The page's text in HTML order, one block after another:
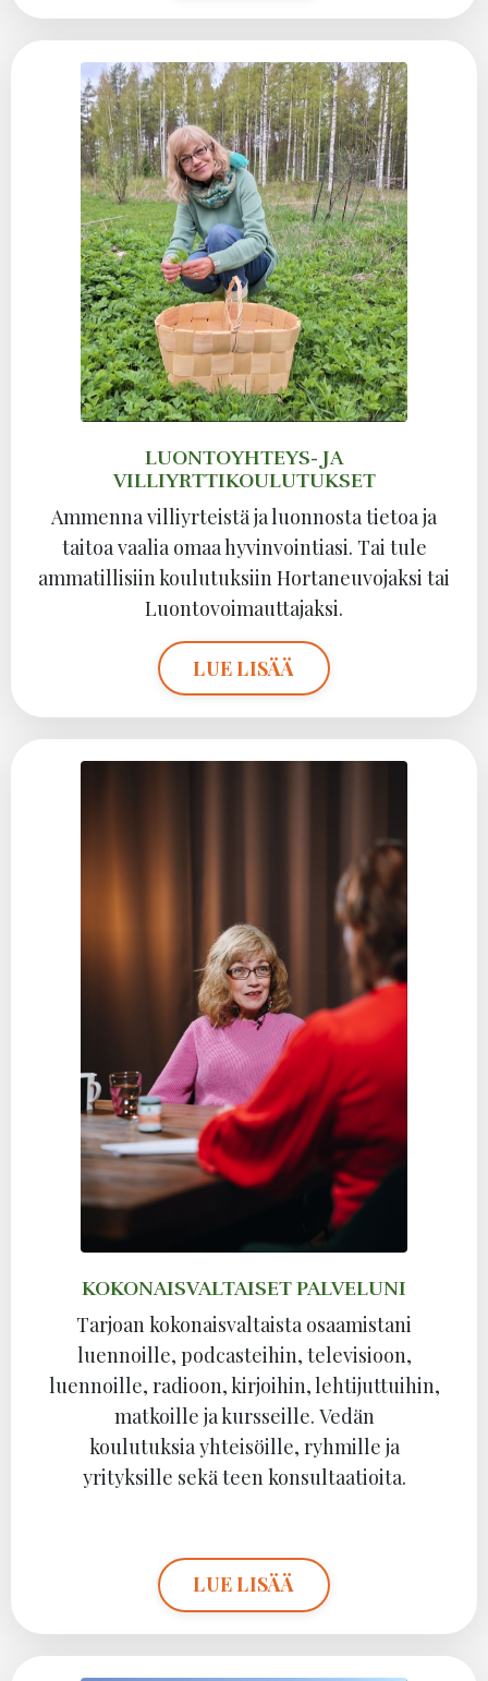
LUONTOYHTEYS- JA
VILLIYRTTIKOULUTUKSET
Ammenna villiyrteistä ja luonnosta tietoa ja
taitoa vaalia omaa hyvinvointiasi. Tai tule
ammatillisiin koulutuksiin Hortaneuvojaksi tai
Luontovoimauttajaksi.
LUE LISÄÄ
KOKONAISVALTAISET PALVELUNI
Tarjoan kokonaisvaltaista osaamistani
luennoille, podcasteihin, televisioon,
luennoille, radioon, kirjoihin, lehtijuttuihin,
matkoille ja kursseille. Vedän
koulutuksia yhteisöille, ryhmille ja
yrityksille sekä teen konsultaatioita.
LUE LISÄÄ